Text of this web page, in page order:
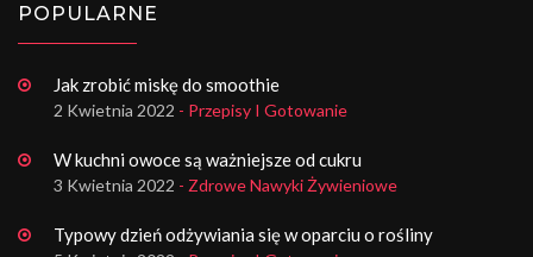
POPULARNE
Jak zrobić miskę do smoothie
2 Kwietnia 2022 - Przepisy I Gotowanie
W kuchni owoce są ważniejsze od cukru
3 Kwietnia 2022 - Zdrowe Nawyki Żywieniowe
Typowy dzień odżywiania się w oparciu o rośliny